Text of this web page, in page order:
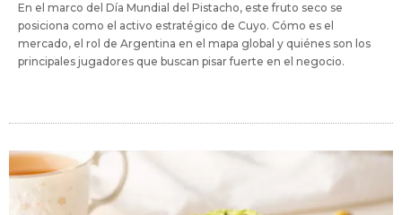
En el marco del Día Mundial del Pistacho, este fruto seco se
posiciona como el activo estratégico de Cuyo. Cómo es el
mercado, el rol de Argentina en el mapa global y quiénes son los
principales jugadores que buscan pisar fuerte en el negocio.